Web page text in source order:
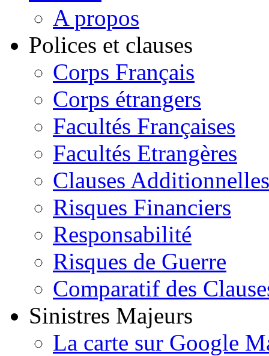
A propos
Polices et clauses
Corps Français
Corps étrangers
Facultés Françaises
Facultés Etrangères
Clauses Additionnelles
Risques Financiers
Responsabilité
Risques de Guerre
Comparatif des
Sinistres Majeurs
La carte sur Google